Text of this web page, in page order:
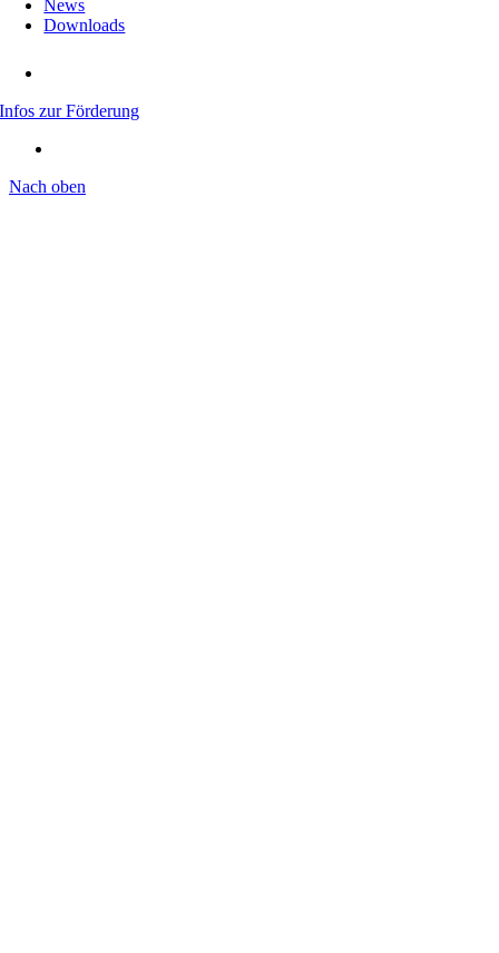
News
Downloads
Infos zur Förderung
Nach oben